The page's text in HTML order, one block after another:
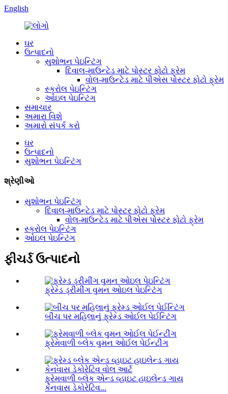
English
ઘર
ઉત્પાદનો
સુશોભન પેઇન્ટિંગ
દિવાલ-માઉન્ટેડ માટે પોસ્ટર ફોટો ફ્રેમ
વોલ-માઉન્ટેડ માટે પીએસ પોસ્ટર ફોટો ફ્રેમ
સ્ક્રોલ પેઇન્ટિંગ
ઓઇલ પેઇન્ટિંગ
સમાચાર
અમારા વિશે
અમારો સંપર્ક કરો
ઘર
ઉત્પાદનો
સુશોભન પેઇન્ટિંગ
શ્રેણીઓ
સુશોભન પેઇન્ટિંગ
દિવાલ-માઉન્ટેડ માટે પોસ્ટર ફોટો ફ્રેમ
વોલ-માઉન્ટેડ માટે પીએસ પોસ્ટર ફોટો ફ્રેમ
સ્ક્રોલ પેઇન્ટિંગ
ઓઇલ પેઇન્ટિંગ
ફીચર્ડ ઉત્પાદનો
ફ્રેમ્ડ ડ્રીમીંગ વુમન ઓઇલ પેઇન્ટિંગ
બીચ પર મહિલાનું ફ્રેમ્ડ ઓઈલ પેઈન્ટિંગ
ફ્રેમવાળી બ્લેક વુમન ઓઈલ પેઈન્ટીંગ
ફ્રેમવાળી બ્લેક એન્ડ વ્હાઇટ હાઇલેન્ડ ગાય
કેનવાસ ડેકોરેટિવ...